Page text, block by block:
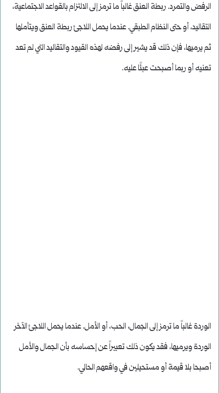
الرفض والتمرد. ربطة العنق غالباً ما ترمز إلى الالتزام بالقواعد الاجتماعية،
التقاليد، أو حتى النظام الطبقي. عندما يحمل اللاجئ ربطة العنق ويتأملها
ثم يرميها، فإن ذلك قد يشير إلى رفضه لهذه القيود والتقاليد التي لم تعد
تعنيه أو ربما أصبحت عبئًا عليه.
الوردة غالباً ما ترمز إلى الجمال، الحب، أو الأمل. عندما يحمل اللاجئ الآخر
الوردة ويرميها، فقد يكون ذلك تعبيراً عن إحساسه بأن الجمال والأمل
أصبحا بلا قيمة أو مستحيلين في واقعهم الحالي.